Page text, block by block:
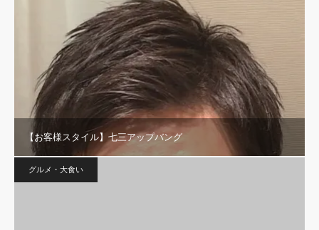
【お客様スタイル】七三アップバング
グルメ・大食い